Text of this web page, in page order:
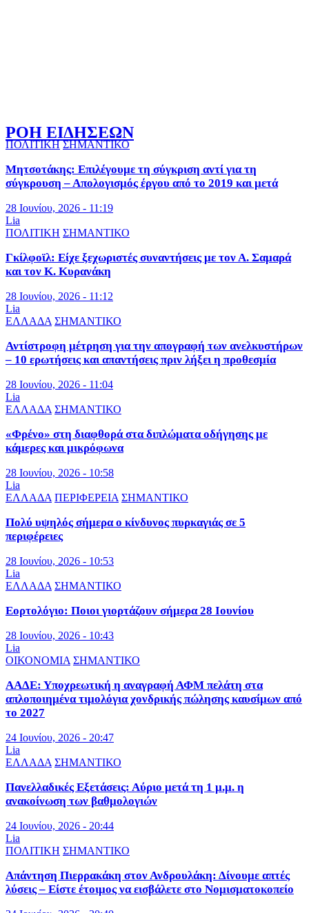
ΡΟΗ ΕΙΔΗΣΕΩΝ
ΠΟΛΙΤΙΚΗ ΣΗΜΑΝΤΙΚΟ
Μητσοτάκης: Επιλέγουμε τη σύγκριση αντί για τη
σύγκρουση – Απολογισμός έργου από το 2019 και μετά
28 Ιουνίου, 2026 - 11:19
Lia
ΠΟΛΙΤΙΚΗ ΣΗΜΑΝΤΙΚΟ
Γκίλφοϊλ: Είχε ξεχωριστές συναντήσεις με τον Α. Σαμαρά
και τον Κ. Κυρανάκη
28 Ιουνίου, 2026 - 11:12
Lia
ΕΛΛΑΔΑ ΣΗΜΑΝΤΙΚΟ
Αντίστροφη μέτρηση για την απογραφή των ανελκυστήρων
– 10 ερωτήσεις και απαντήσεις πριν λήξει η προθεσμία
28 Ιουνίου, 2026 - 11:04
Lia
ΕΛΛΑΔΑ ΣΗΜΑΝΤΙΚΟ
«Φρένο» στη διαφθορά στα διπλώματα οδήγησης με
κάμερες και μικρόφωνα
28 Ιουνίου, 2026 - 10:58
Lia
ΕΛΛΑΔΑ ΠΕΡΙΦΕΡΕΙΑ ΣΗΜΑΝΤΙΚΟ
Πολύ υψηλός σήμερα ο κίνδυνος πυρκαγιάς σε 5
περιφέρειες
28 Ιουνίου, 2026 - 10:53
Lia
ΕΛΛΑΔΑ ΣΗΜΑΝΤΙΚΟ
Εορτολόγιο: Ποιοι γιορτάζουν σήμερα 28 Ιουνίου
28 Ιουνίου, 2026 - 10:43
Lia
ΟΙΚΟΝΟΜΙΑ ΣΗΜΑΝΤΙΚΟ
ΑΑΔΕ: Υποχρεωτική η αναγραφή ΑΦΜ πελάτη στα
απλοποιημένα τιμολόγια χονδρικής πώλησης καυσίμων από
το 2027
24 Ιουνίου, 2026 - 20:47
Lia
ΕΛΛΑΔΑ ΣΗΜΑΝΤΙΚΟ
Πανελλαδικές Εξετάσεις: Αύριο μετά τη 1 μ.μ. η
ανακοίνωση των βαθμολογιών
24 Ιουνίου, 2026 - 20:44
Lia
ΠΟΛΙΤΙΚΗ ΣΗΜΑΝΤΙΚΟ
Απάντηση Πιερρακάκη στον Ανδρουλάκη: Δίνουμε απτές
λύσεις – Είστε έτοιμος να εισβάλετε στο Νομισματοκοπείο